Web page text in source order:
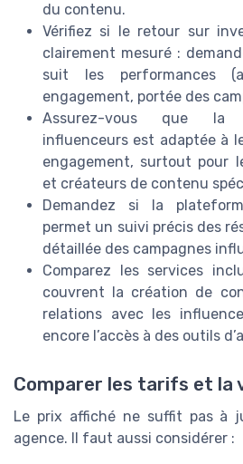
du contenu.
Vérifiez si le retour sur
clairement mesuré :
suit les performances
engagement, portée des
Assurez-vous que la
influenceurs est adaptée à
engagement, surtout pour
et créateurs de contenu
Demandez si la
permet un suivi précis des
détaillée des campagnes
Comparez les services
couvrent la création de
relations avec les
encore l’accès à des outils
Comparer les tarifs et la
Le prix affiché ne suffit pas à
agence. Il faut aussi considérer :